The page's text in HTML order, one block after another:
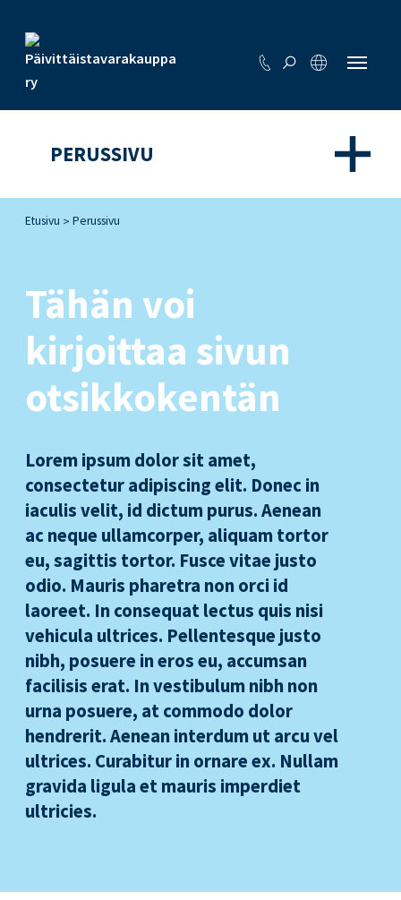
PERUSSIVU
Etusivu > Perussivu
Tähän voi
kirjoittaa sivun
otsikkokentän
Lorem ipsum dolor sit amet,
consectetur adipiscing elit. Donec in
iaculis velit, id dictum purus. Aenean
ac neque ullamcorper, aliquam tortor
eu, sagittis tortor. Fusce vitae justo
odio. Mauris pharetra non orci id
laoreet. In consequat lectus quis nisi
vehicula ultrices. Pellentesque justo
nibh, posuere in eros eu, accumsan
facilisis erat. In vestibulum nibh non
urna posuere, at commodo dolor
hendrerit. Aenean interdum ut arcu vel
ultrices. Curabitur in ornare ex. Nullam
gravida ligula et mauris imperdiet
ultricies.